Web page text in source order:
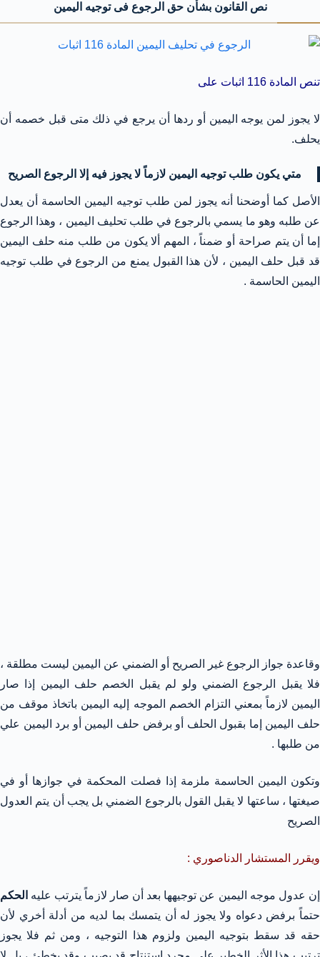
نص القانون بشأن حق الرجوع فى توجيه اليمين
تنص المادة 116 اثبات على
لا يجوز لمن يوجه اليمين أو ردها أن يرجع في ذلك متى قبل خصمه أن
يحلف.
متي يكون طلب توجيه اليمين لازماً لا يجوز فيه إلا الرجوع الصريح
الأصل كما أوضحنا أنه يجوز لمن طلب توجيه اليمين الحاسمة أن يعدل
عن طلبه وهو ما يسمي بالرجوع في طلب تحليف اليمين ، وهذا الرجوع
إما أن يتم صراحة أو ضمناً ، المهم ألا يكون من طلب منه حلف اليمين
قد قبل حلف اليمين ، لأن هذا القبول يمنع من الرجوع في طلب توجيه
اليمين الحاسمة .
وقاعدة جواز الرجوع غير الصريح أو الضمني عن اليمين ليست مطلقة ،
فلا يقبل الرجوع الضمني ولو لم يقبل الخصم حلف اليمين إذا صار
اليمين لازماً بمعني التزام الخصم الموجه إليه اليمين باتخاذ موقف من
حلف اليمين إما بقبول الحلف أو برفض حلف اليمين أو برد اليمين علي
من طلبها .
وتكون اليمين الحاسمة ملزمة إذا فصلت المحكمة في جوازها أو في
صيغتها ، ساعتها لا يقبل القول بالرجوع الضمني بل يجب أن يتم العدول
الصريح
ويقرر المستشار الدناصوري :
إن عدول موجه اليمين عن توجيهها بعد أن صار لازماً يترتب عليه الحكم
حتماً برفض دعواه ولا يجوز له أن يتمسك بما لديه من أدلة أخري لأن
حقه قد سقط بتوجيه اليمين ولزوم هذا التوجيه ، ومن ثم فلا يجوز